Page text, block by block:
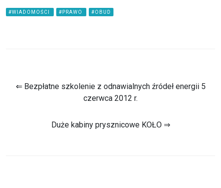
#WIADOMOŚCI #PRAWO #OBUD
⇐ Bezpłatne szkolenie z odnawialnych źródeł energii 5
czerwca 2012 r.
Duże kabiny prysznicowe KOŁO ⇒